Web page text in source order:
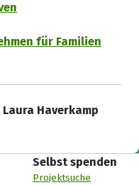
für Familien
Haverkamp
Selbst spenden
Projektsuche